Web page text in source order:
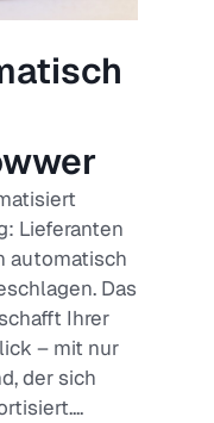
Lieferanten
automatisch
Das
Ihrer
– mit nur
der sich